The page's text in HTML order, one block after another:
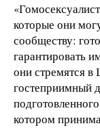
которые они
сообществу:
гарантировать
они стремятся в
гостеприимный
котором